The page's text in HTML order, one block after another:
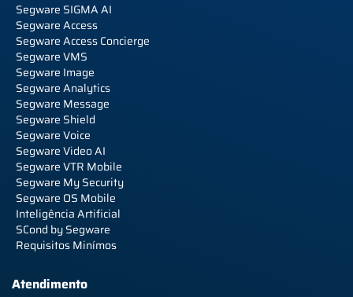
Segware SIGMA AI
Segware Access
Segware Access Concierge
Segware VMS
Segware Image
Segware Analytics
Segware Message
Segware Shield
Segware Voice
Segware Video AI
Segware VTR Mobile
Segware My Security
Segware OS Mobile
Inteligência Artificial
SCond by Segware
Requisitos Minímos
Atendimento